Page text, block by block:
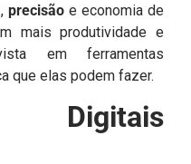
, precisão e economia de
mais produtividade e
em ferramentas
que elas podem fazer.
Digitais